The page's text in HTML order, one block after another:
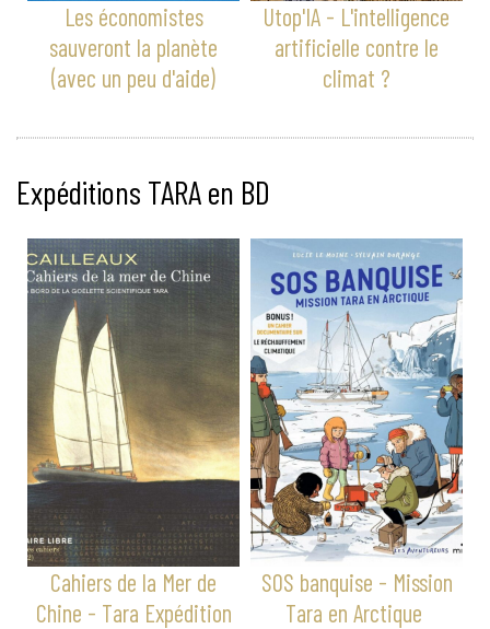
Les économistes
sauveront la planète
(avec un peu d'aide)
Utop'IA - L'intelligence
artificielle contre le
climat ?
Expéditions TARA en BD
Cahiers de la Mer de
Chine - Tara Expédition
SOS banquise - Mission
Tara en Arctique